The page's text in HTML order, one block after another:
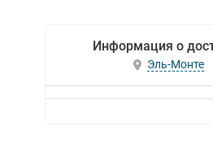
Информация о
Эль-Монте